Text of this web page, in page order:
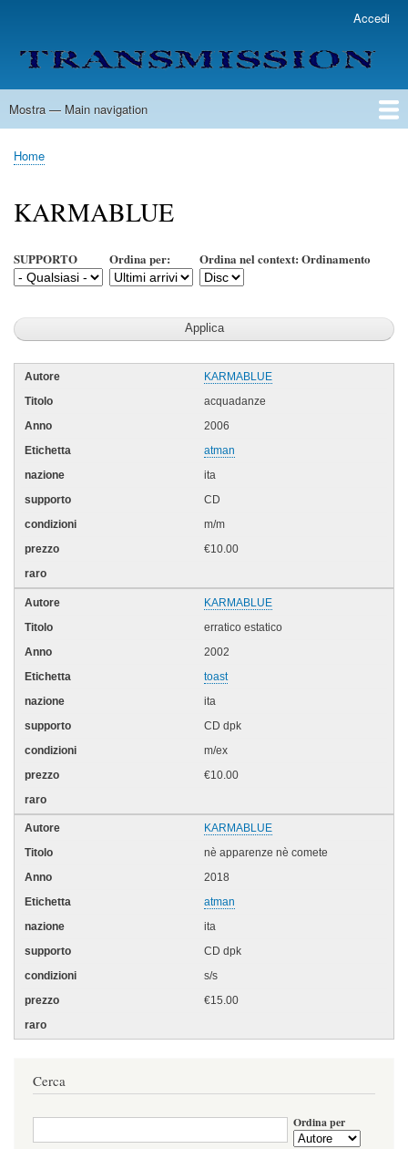
contenuto
principale
account
menu
Accedi
Main
Mostra — Main navigation
Home
Lista Autori
Contatti
Spedizione & Consegna
Legenda
Condizioni per l'uso
Briciole
pane
Home
KARMABLUE
SUPPORTO Ordina per: Ordina nel context: Ordinamento
KARMABLUE
acquadanze
2006
atman
ita
CD
m/m
€10.00
KARMABLUE
erratico estatico
2002
toast
ita
CD dpk
m/ex
€10.00
KARMABLUE
nè apparenze nè comete
2018
atman
ita
CD dpk
s/s
€15.00
Cerca
Ordina per